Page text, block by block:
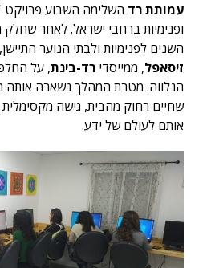
עמותת רד השלימה השבוע פרויקט
ופנימיות ברחבי ישראל. לאחר
השנים לפנימיות ולבתי הנוער
זיסאפל, ממייסדי רד-בינת, על
הנלווה. מטרת המהלך נשארה אותה
שחיים רחוק מהבית, גישה
אותם לעולם של ידע.